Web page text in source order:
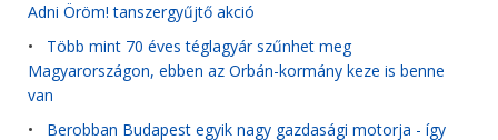
Adni Öröm! tanszergyűjtő akció
• Több mint 70 éves téglagyár szűnhet meg
Magyarországon, ebben az Orbán-kormány keze is benne
van
• Berobban Budapest egyik nagy gazdasági motorja - így